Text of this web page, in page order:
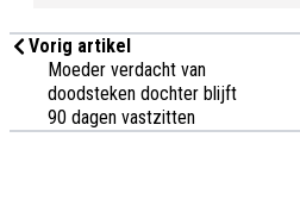
Vorig artikel
Moeder verdacht van
doodsteken dochter blijft
90 dagen vastzitten